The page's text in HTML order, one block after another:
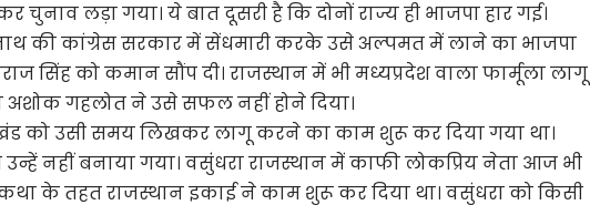
लड़ा गया। ये बात दूसरी है कि दोनों राज्य ही भाजपा हार गई।
की कांग्रेस सरकार में सेंधमारी करके उसे अल्पमत में लाने का भाजपा
सिंह को कमान सौंप दी। राजस्थान में भी मध्यप्रदेश वाला फार्मूला लागू
गहलोत ने उसे सफल नहीं होने दिया।
को उसी समय लिखकर लागू करने का काम शुरू कर दिया गया था।
उन्हें नहीं बनाया गया। वसुंंधरा राजस्थान में काफी लोकप्रिय नेता आज भी
के तहत राजस्थान इकाई ने काम शुरू कर दिया था। वसुंधरा को किसी